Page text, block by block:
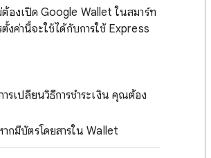
องเปิด Google Wallet ในสมาร์ท
งค่านี้จะใช้ได้กับการใช้ Express
รเปลี่ยนวิธีการชำระเงิน คุณต้อง
กมีบัตรโดยสารใน Wallet